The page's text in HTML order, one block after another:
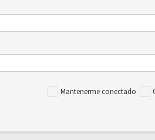
Mantenerme conectado